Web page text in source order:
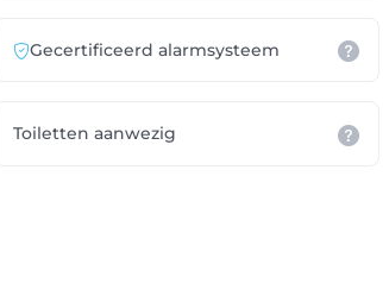
Gecertificeerd alarmsysteem
Toiletten aanwezig